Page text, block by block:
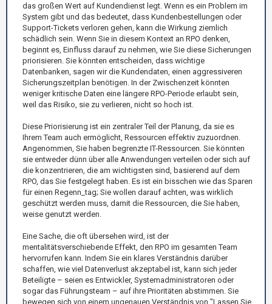
das großen Wert auf Kundendienst legt. Wenn es ein Problem im
System gibt und das bedeutet, dass Kundenbestellungen oder
Support-Tickets verloren gehen, kann die Wirkung ziemlich
schädlich sein. Wenn Sie in diesem Kontext an RPO denken,
beginnt es, Einfluss darauf zu nehmen, wie Sie diese Sicherungen
priorisieren. Sie könnten entscheiden, dass wichtige
Datenbanken, sagen wir die Kundendaten, einen aggressiveren
Sicherungszeitplan benötigen. In der Zwischenzeit könnten
weniger kritische Daten eine längere RPO-Periode erlaubt sein,
weil das Risiko, sie zu verlieren, nicht so hoch ist.
Diese Priorisierung ist ein zentraler Teil der Planung, da sie es
Ihrem Team auch ermöglicht, Ressourcen effektiv zuzuordnen.
Angenommen, Sie haben begrenzte IT-Ressourcen. Sie könnten
sie entweder dünn über alle Anwendungen verteilen oder sich auf
die konzentrieren, die am wichtigsten sind, basierend auf dem
RPO, das Sie festgelegt haben. Es ist ein bisschen wie das Sparen
für einen Regenn_tag; Sie wollen darauf achten, was wirklich
geschützt werden muss, damit die Ressourcen, die Sie haben,
weise genutzt werden.
Eine Sache, die oft übersehen wird, ist der
mentalitätsverschiebende Effekt, den RPO im gesamten Team
hervorrufen kann. Indem Sie ein klares Verständnis darüber
schaffen, wie viel Datenverlust akzeptabel ist, kann sich jeder
Beteiligte – seien es Entwickler, Systemadministratoren oder
sogar das Führungsteam – auf ihre Prioritäten abstimmen. Sie
bewegen sich von einem ungenauen Verständnis von "Lassen Sie